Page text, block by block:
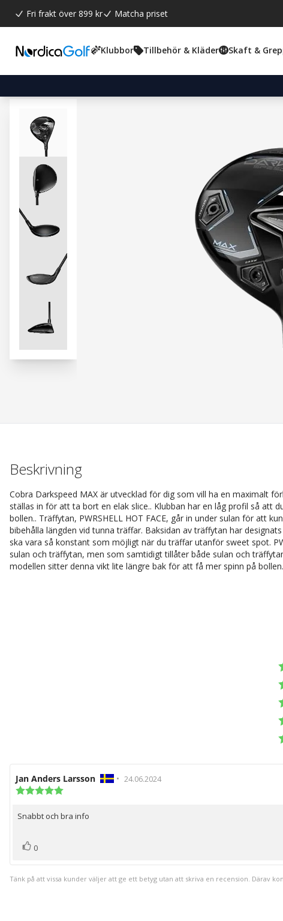
Fri frakt över 899 kr Matcha priset
Klubbor Tillbehör & Kläder Skaft &
Beskrivning
Cobra Darkspeed MAX är utvecklad för dig som vill ha en maximalt
ställas in för att ta bort en elak slice.. Klubban har en låg profil så att
bollen.. Träffytan, PWRSHELL HOT FACE, går in under sulan för att
bibehålla längden vid tunna träffar. Baksidan av träffytan har
ska vara så konstant som möjligt när du träffar utanför sweet spot.
sulan och träffytan, men som samtidigt tillåter både sulan och
modellen sitter denna vikt lite längre bak för att få mer spinn på bollen.
Recensionsförfattare:
Jan Anders Larsson • Recensionsdatum:
24.06.2024
5
Recensionstext:
Snabbt och bra info
Rösta
upp
0
Tänk på att vissa kunder väljer att ge ett betyg utan att skriva en recension. Därav